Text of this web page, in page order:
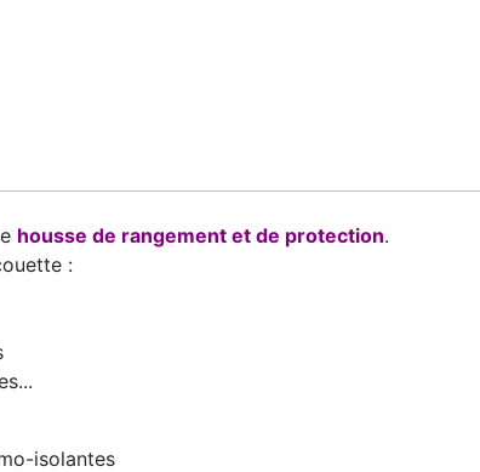
housse de rangement et de protection.
:
isolantes